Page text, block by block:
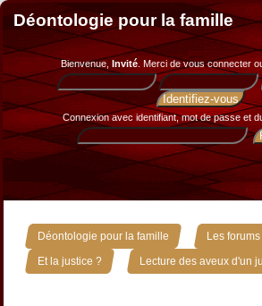
Déontologie pour la famille
Bienvenue, Invité. Merci devous connecter
Connexion avec identifiant, mot de passe et
Déontologie pour la famille » Les
Et la justice ? » Lecture des aveux d'un